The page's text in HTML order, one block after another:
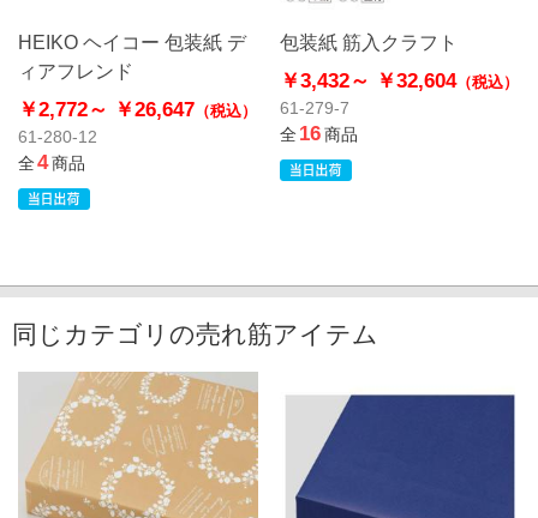
HEIKO ヘイコー 包装紙 デ
ィアフレンド
￥2,772～ ￥26,647 （税込）
61-280-12
全4商品
包装紙 筋入クラフト
￥3,432～ ￥32,604（税込）
61-279-7
全16商品
同じカテゴリの売れ筋アイテム